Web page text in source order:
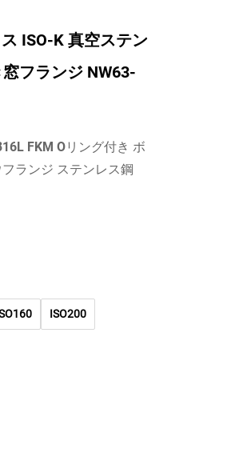
ISO-K 真空ステン
フランジ NW63-
FKM Oリング付き ボ
ランジ ステンレス鋼
ISO200